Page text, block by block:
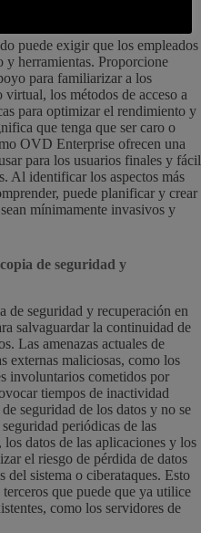
puede exigir que los empleados
y herramientas. Proporcione
para familiarizar a los
los métodos de acceso a
para optimizar el rendimiento y
que tenga que ser caro o
OVD Enterprise ofrecen una
para los usuarios finales y fácil
Al identificar los aspectos más
puede planificar y crear
mínimamente invasivos y
de seguridad y
de seguridad y recuperación en
salvaguardar la continuidad de
Las amenazas actuales de
externas maliciosas, como los
involuntarios cometidos por
tiempos de inactividad
seguridad de los datos y no se
periódicas de las
datos de las aplicaciones y los
el riesgo de pérdida de datos
del sistema o ciberataques. Esto
que puede que ya utilice
como los servidores de